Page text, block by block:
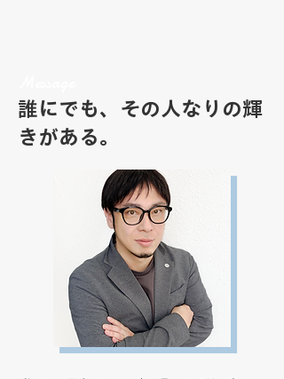
誰にでも、その人なりの輝
きがある。